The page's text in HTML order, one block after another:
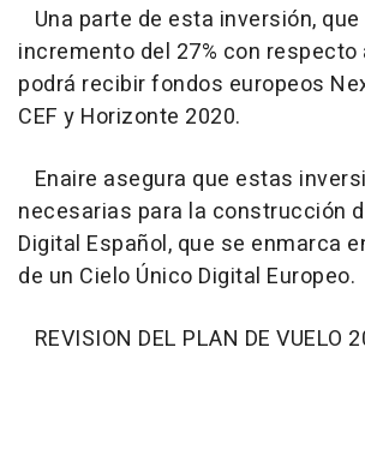
Una parte de esta inversión,
incremento del 27% con respecto
podrá recibir fondos europeos
CEF y Horizonte 2020.
Enaire asegura que estas
necesarias para la construcción
Digital Español, que se enmarca
de un Cielo Único Digital Europeo.
REVISION DEL PLAN DE VUELO